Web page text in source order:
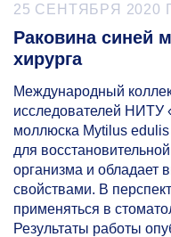
25 СЕНТЯБРЯ 2020
Раковина синей
хирурга
Международный
исследователей НИТУ
моллюска Mytilus
для
организма и обладает
свойствами. В
применяться в
Результаты работы